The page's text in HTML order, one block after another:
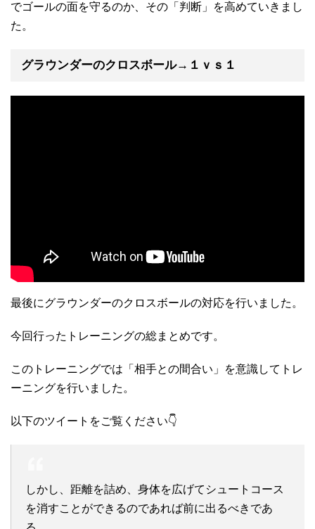
でゴールの面を守るのか、その「判断」を高めていきまし
た。
グラウンダーのクロスボール→１ｖｓ１
最後にグラウンダーのクロスボールの対応を行いました。
今回行ったトレーニングの総まとめです。
このトレーニングでは「相手との間合い」を意識してトレ
ーニングを行いました。
以下のツイートをご覧ください👇
しかし、距離を詰め、身体を広げてシュートコース
を消すことができるのであれば前に出るべきであ